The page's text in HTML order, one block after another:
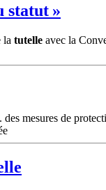
statut »
la tutelle avec la
mesures de